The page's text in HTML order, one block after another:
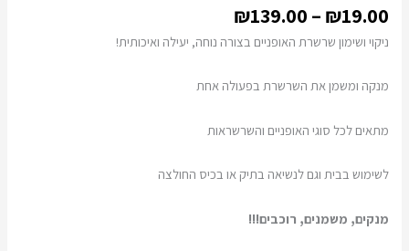
₪19.00
–
₪139.00
ניקוי ושימון שרשרת האופניים בצורה נוחה, יעילה ואיכותית!
מנקה ומשמן את השרשרת בפעולה אחת
מתאים לכל סוגי האופניים והשרשראות
לשימוש בבית וגם לנשיאה בתיק או בכיס החולצה
מנקים, משמנים, רוכבים!!!